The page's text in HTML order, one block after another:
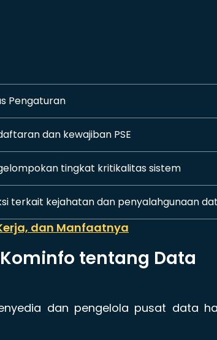
Pengaturan
dan kewajiban PSE
tingkat kritikalitas sistem
terkait kejahatan dan penyalahgunaan
dan Manfaatnya
tentang Data
dan pengelola pusat data